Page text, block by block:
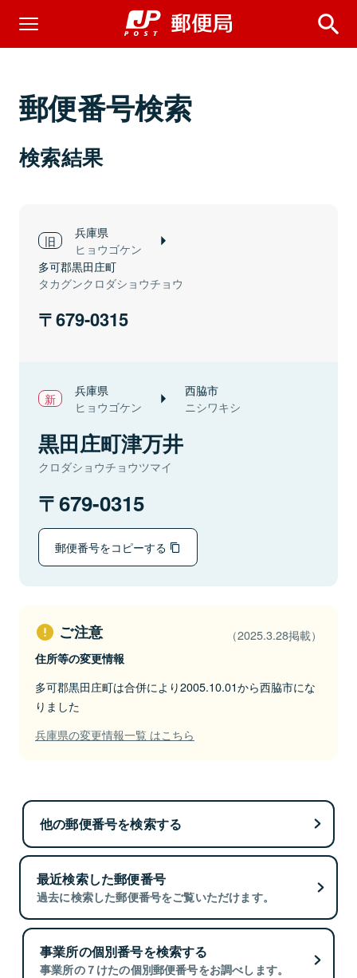
郵便番号検索
検索結果
兵庫県
ヒョウゴケン
多可郡黒田庄町
タカグンクロダショウチョウ
679-0315
兵庫県
ヒョウゴケン
西脇市
ニシワキシ
黒田庄町津万井
クロダショウチョウツマイ
679-0315
郵便番号をコピーする
ご注意 （2025.3.28掲載）
住所等の変更情報
多可郡黒田庄町は合併により2005.10.01から西脇市にな
りました
兵庫県の変更情報一覧 はこちら
他の郵便番号を検索する
最近検索した郵便番号
過去に検索した郵便番号をご覧いただけます。
事業所の個別番号を検索する
事業所の７けたの個別郵便番号をお調べします。